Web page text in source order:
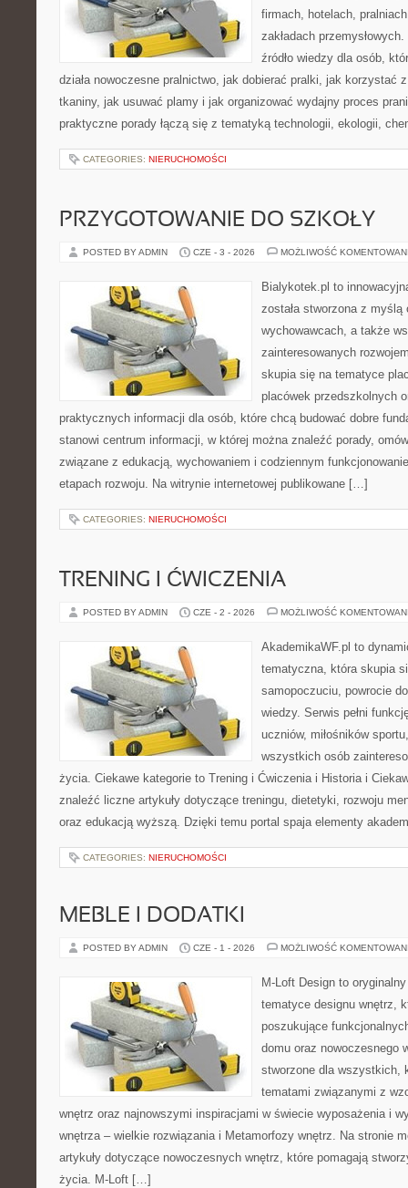
firmach, hotelach,
zakładach
źródło wiedzy dla osób,
działa nowoczesne pralnictwo, jak dobierać pralki, jak korzystać
tkaniny, jak usuwać plamy i jak organizować wydajny proces
praktyczne porady łączą się z tematyką technologii, ekologii,
CATEGORIES: NIERUCHOMOŚCI
PRZYGOTOWANIE DO SZKOŁY
POSTED BY ADMIN CZE - 3 - 2026 MOŻLIWOŚĆ
Bialykotek.pl to
została stworzona z myślą
wychowawcach, a także
zainteresowanych
skupia się na tematyce
placówek przedszkolnych
praktycznych informacji dla osób, które chcą budować dobre
stanowi centrum informacji, w której można znaleźć porady,
związane z edukacją, wychowaniem i codziennym
etapach rozwoju. Na witrynie internetowej publikowane […]
CATEGORIES: NIERUCHOMOŚCI
TRENING I ĆWICZENIA
POSTED BY ADMIN CZE - 2 - 2026 MOŻLIWOŚĆ
AkademikaWF.pl to
tematyczna, która skupia
samopoczuciu, powrocie
wiedzy. Serwis pełni
uczniów, miłośników
wszystkich osób
życia. Ciekawe kategorie to Trening i Ćwiczenia i Historia i
znaleźć liczne artykuły dotyczące treningu, dietetyki, rozwoju
oraz edukacją wyższą. Dzięki temu portal spaja elementy
CATEGORIES: NIERUCHOMOŚCI
MEBLE I DODATKI
POSTED BY ADMIN CZE - 1 - 2026 MOŻLIWOŚĆ
M-Loft Design to
tematyce designu wnętrz,
poszukujące
domu oraz nowoczesnego
stworzone dla wszystkich,
tematami związanymi z
wnętrz oraz najnowszymi inspiracjami w świecie wyposażenia i
wnętrza – wielkie rozwiązania i Metamorfozy wnętrz. Na stronie
artykuły dotyczące nowoczesnych wnętrz, które pomagają
życia. M-Loft […]